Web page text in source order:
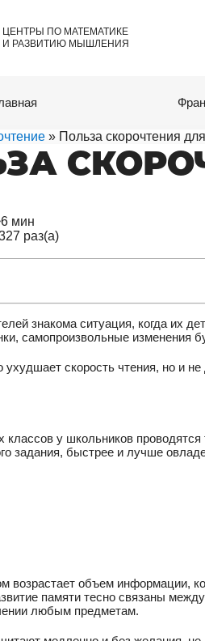
ЦЕНТРЫ ПО МАТЕМАТИКЕ
И РАЗВИТИЮ МЫШЛЕНИЯ
» Польза скорочтения
мин
раз(а)
знакома ситуация, когда их
самопроизвольные изменения
ухудшает скорость чтения, но и
классов у школьников
задания, быстрее и лучше
возрастает объем информации,
памяти тесно связаны
любым предметам.